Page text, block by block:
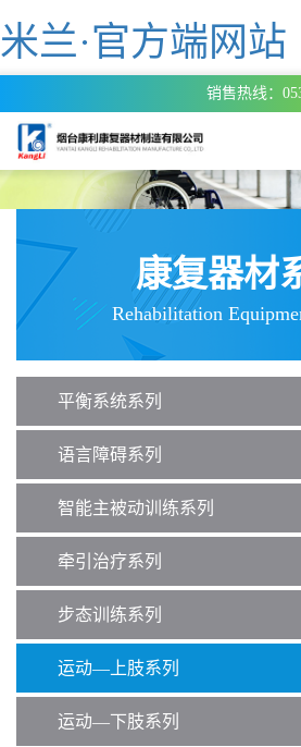
米兰·官方端网站
销售热线：
康复器材
Rehabilitation
平衡系统系列
语言障碍系列
智能主被动训练系列
牵引治疗系列
步态训练系列
运动—上肢系列
运动—下肢系列